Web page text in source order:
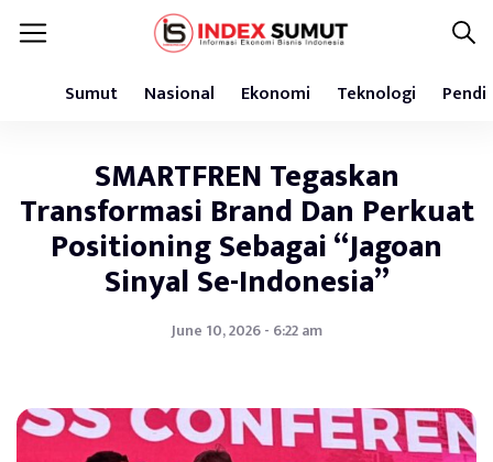
Sumut Nasional Ekonomi Teknologi
SMARTFREN Tegaskan
Transformasi Brand Dan Perkuat
Positioning Sebagai “Jagoan
Sinyal Se-Indonesia”
June 10, 2026 - 6:22 am